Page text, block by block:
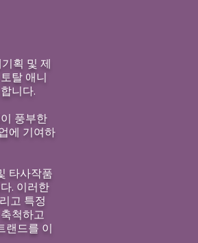
획 및 제
탈 애니
니다.
풍부한
에 기여하
타사작품
. 이러한
고 특정
척하고
랜드를 이